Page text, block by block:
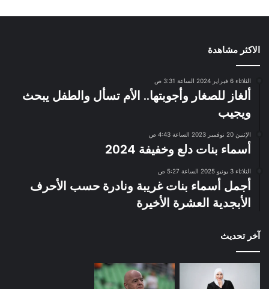
الاكثر مشاهدة
الثلاثاء 6 فبراير 2024 الساعة 3:31 ص
ألغاز للصغار وأجوبتها.. الأم تسأل والطفل يبحث
ويجيب
الإثنين 20 نوفمبر 2023 الساعة 4:43 ص
أسماء بنات دلع وخفيفة 2024
الثلاثاء 3 يونيو 2025 الساعة 5:27 ص
أجمل أسماء بنات غريبة ونادرة حسب الأحرف
الأبجدية العشرة الأخيرة
آخر تحديث